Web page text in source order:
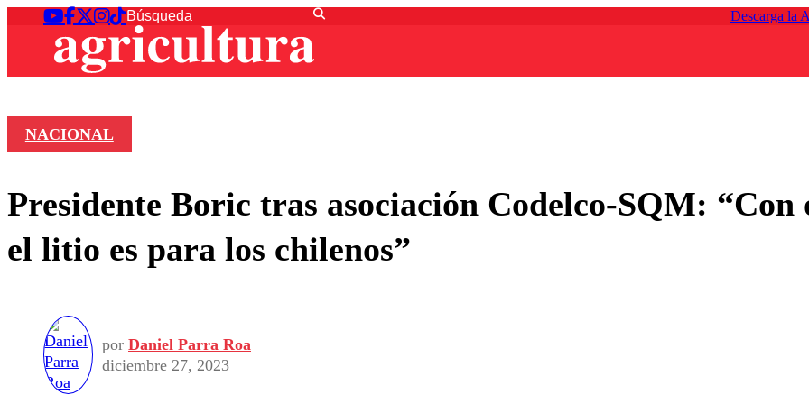
Descarga la
NACIONAL
Presidente Boric tras asociación Codelco-SQM:
el litio es para los chilenos”
por Daniel Parra Roa
diciembre 27, 2023